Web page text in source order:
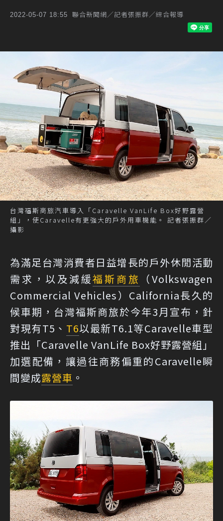
2022-05-07 18:55 聯合新聞網／記者張振群／綜合報導
台灣福斯商旅汽車導入「Caravelle VanLife Box好野露營
組」，使Caravelle有更強大的戶外用車機能。 記者張振群／
攝影
為滿足台灣消費者日益增長的戶外休閒活動
需求，以及減緩福斯商旅
（Volkswagen
Commercial Vehicles）California長久的
候車期，台灣福斯商旅於今年3月宣布，針
對現有T5、 T6以最新T6.1等Caravelle車型
推出「Caravelle VanLife Box好野露營組」
加選配備，讓過往商務偏重的Caravelle瞬
間變成露營車 。